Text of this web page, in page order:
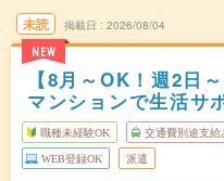
未読
NEW
掲載日 2026/08/04
【8月～OK！週2日
マンションで生活サ
職種未経験OK 交通費別途支給
WEB登録OK 派遣